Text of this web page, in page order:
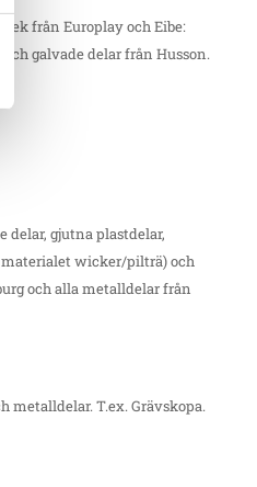
ek från Europlay och Eibe:
galvade delar från Husson.
delar, gjutna plastdelar,
wicker/pilträ) och
och alla metalldelar från
metalldelar. T.ex. Grävskopa.